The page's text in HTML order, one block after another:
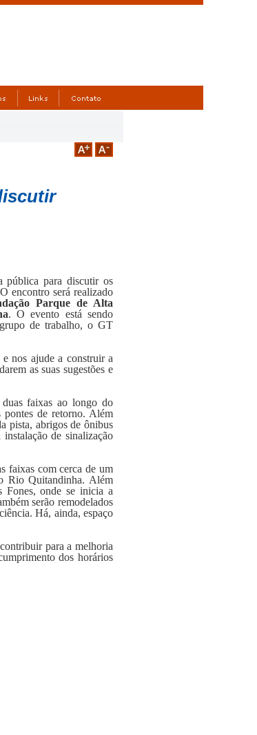
pública para discutir os
encontro será realizado
Parque de Alta
. O evento está sendo
de trabalho, o GT
nos ajude a construir a
as suas sugestões e
faixas ao longo do
pontes de retorno. Além
pista, abrigos de ônibus
de sinalização
faixas com cerca de um
Rio Quitandinha. Além
Fones, onde se inicia a
serão remodelados
Há, ainda, espaço
para a melhoria
dos horários